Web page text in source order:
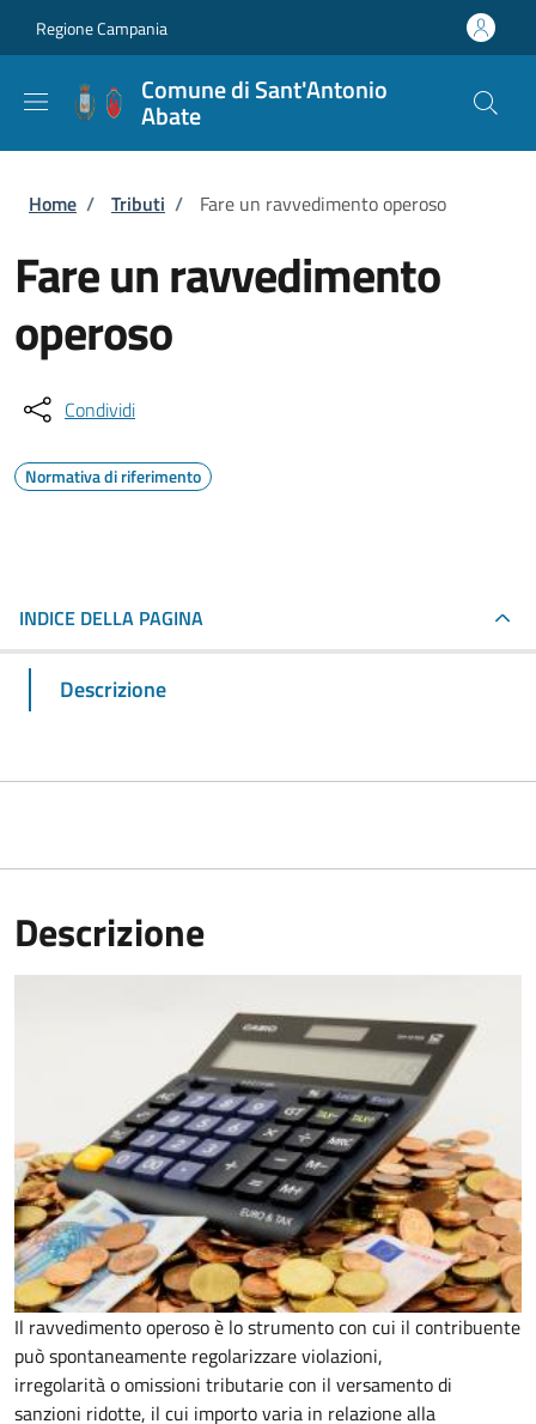
Regione Campania
Comune di Sant'Antonio
Abate
Briciole di pane
Home / Tributi / Fare un ravvedimento operoso
Fare un ravvedimento
operoso
Condividi
Normativa di riferimento
INDICE DELLA PAGINA
Descrizione
Descrizione
Il ravvedimento operoso è lo strumento con cui il contribuente
può spontaneamente regolarizzare violazioni,
irregolarità o omissioni tributarie con il versamento di
sanzioni ridotte, il cui importo varia in relazione alla